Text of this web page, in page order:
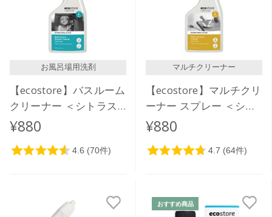
価格が高い
レビューが多い順
人気順
お風呂場用洗剤
【ecostore】バスルーム
クリーナー ＜シトラス
＞ 500mL
¥880
マルチクリーナー
【ecostore】マルチクリ
ーナー スプレー ＜シト
ラス＞ 500mL
¥880
おすすめ商品